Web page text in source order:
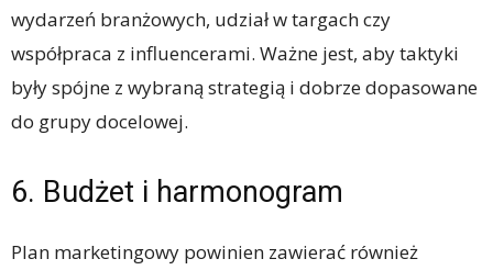
wydarzeń branżowych, udział w targach czy
współpraca z influencerami. Ważne jest, aby taktyki
były spójne z wybraną strategią i dobrze dopasowane
do grupy docelowej.
6. Budżet i harmonogram
Plan marketingowy powinien zawierać również